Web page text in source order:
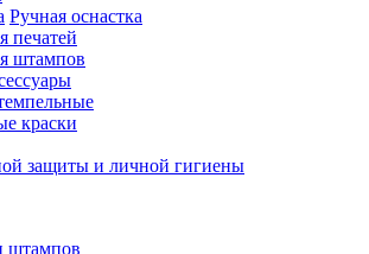
Ручная оснастка
печатей
штампов
краски
защиты и личной гигиены
штампов